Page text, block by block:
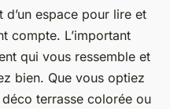
espace pour lire et
compte. L’important
qui vous ressemble et
bien. Que vous optiez
terrasse colorée ou